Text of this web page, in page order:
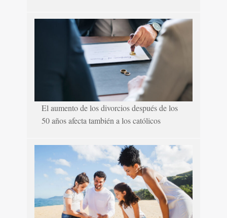
El aumento de los divorcios después de los
50 años afecta también a los católicos